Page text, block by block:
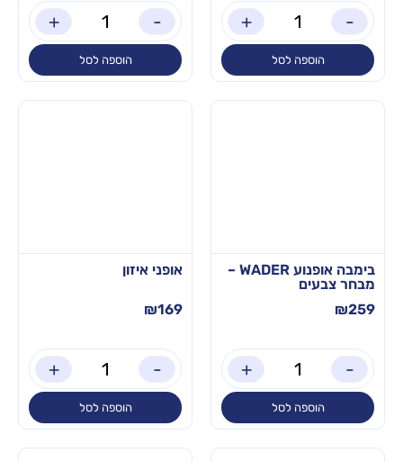
-
+
הוספה לסל
-
+
הוספה לסל
בימבה אופנוע WADER –
מבחר צבעים
₪259
-
+
הוספה לסל
אופני איזון
₪169
-
+
הוספה לסל